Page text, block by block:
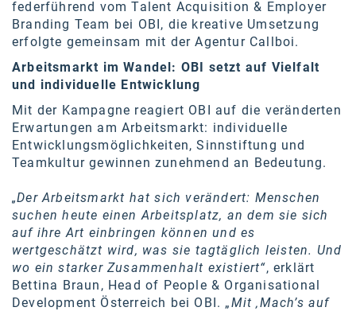
TEDAI
TheVentury
VELUX
vivo
WALTER GROUP
WEB Windenergie AG
WEconomy - Diversity works!
Calle Libre
ÖZSV
Media
federführend vom Talent Acquisition & Employer
Branding Team bei OBI, die kreative Umsetzung
erfolgte gemeinsam mit der Agentur Callboi.
Arbeitsmarkt im Wandel: OBI setzt auf Vielfalt
und individuelle Entwicklung
Mit der Kampagne reagiert OBI auf die veränderten
Erwartungen am Arbeitsmarkt: individuelle
Entwicklungsmöglichkeiten, Sinnstiftung und
Teamkultur gewinnen zunehmend an Bedeutung.
„Der Arbeitsmarkt hat sich verändert: Menschen
suchen heute einen Arbeitsplatz, an dem sie sich
auf ihre Art einbringen können und es
wertgeschätzt wird, was sie tagtäglich leisten. Und
wo ein starker Zusammenhalt existiert“, erklärt
Bettina Braun, Head of People & Organisational
Development Österreich bei OBI. „Mit ‚Mach’s auf